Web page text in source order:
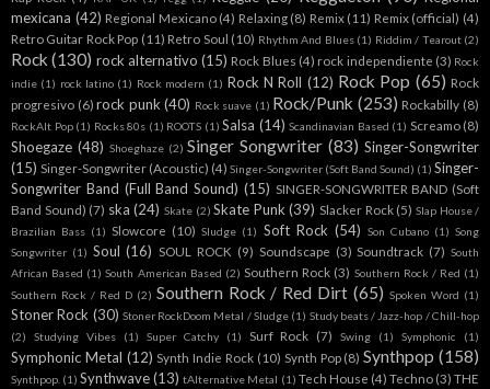
mexicana (42) Regional Mexicano (4) Relaxing (8) Remix (11) Remix (official) (4)
Retro Guitar Rock Pop (11) Retro Soul (10) Rhythm And Blues (1) Riddim / Tearout (2)
Rock (130) rock alternativo (15) Rock Blues (4) rock independiente (3) Rock
indie (1) rock latino (1) Rock modern (1) Rock N Roll (12) Rock Pop (65) Rock
progresivo (6) rock punk (40) Rock suave (1) Rock/Punk (253) Rockabilly (8)
RockAlt Pop (1) Rocks 80s (1) ROOTS (1) Salsa (14) Scandinavian Based (1) Screamo (8)
Shoegaze (48) Shoeghaze (2) Singer Songwriter (83) Singer-Songwriter
(15) Singer-Songwriter (Acoustic) (4) Singer-Songwriter (Soft Band Sound) (1) Singer-
Songwriter Band (Full Band Sound) (15) SINGER-SONGWRITER BAND (Soft
Band Sound) (7) ska (24) Skate (2) Skate Punk (39) Slacker Rock (5) Slap House /
Brazilian Bass (1) Slowcore (10) Sludge (1) Soft Rock (54) Son Cubano (1) Song
Songwriter (1) Soul (16) SOUL ROCK (9) Soundscape (3) Soundtrack (7) South
African Based (1) South American Based (2) Southern Rock (3) Southern Rock / Red (1)
Southern Rock / Red D (2) Southern Rock / Red Dirt (65) Spoken Word (1)
Stoner Rock (30) Stoner RockDoom Metal / Sludge (1) Study beats / Jazz-hop / Chill-hop
(2)
Studying Vibes (1) Super Catchy (1) Surf Rock (7) Swing (1) Symphonic (1)
Symphonic Metal (12) Synth Indie Rock (10) Synth Pop (8) Synthpop (158)
Synthpop. (1) Synthwave (13) tAlternative Metal (1) Tech House (4) Techno (3) THE